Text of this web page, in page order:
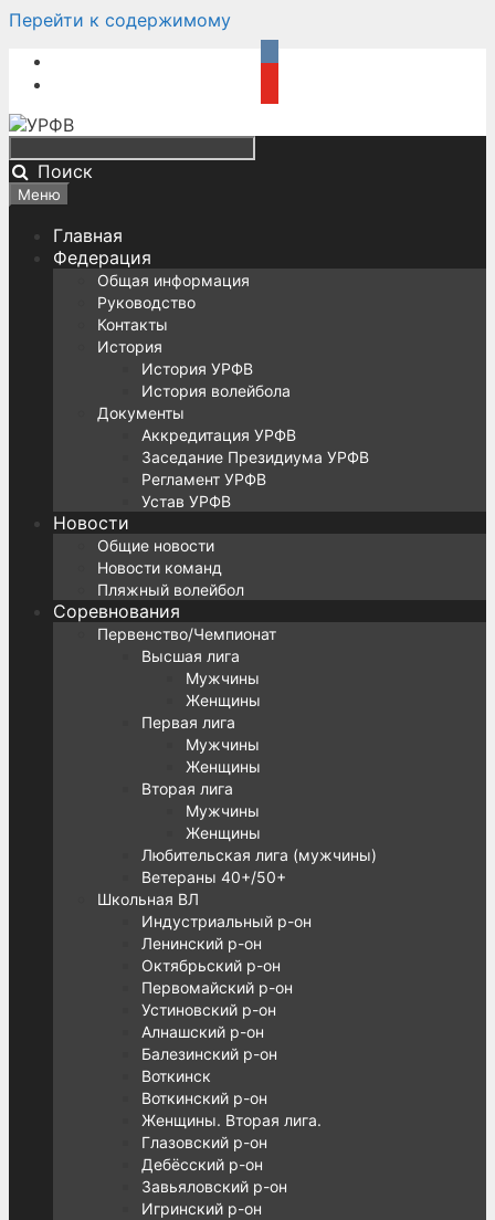
Перейти к содержимому
Поиск
Меню
Главная
Федерация
Общая информация
Руководство
Контакты
История
История УРФВ
История волейбола
Документы
Аккредитация УРФВ
Заседание Президиума УРФВ
Регламент УРФВ
Устав УРФВ
Новости
Общие новости
Новости команд
Пляжный волейбол
Соревнования
Первенство/Чемпионат
Высшая лига
Мужчины
Женщины
Первая лига
Мужчины
Женщины
Вторая лига
Мужчины
Женщины
Любительская лига (мужчины)
Ветераны 40+/50+
Школьная ВЛ
Индустриальный р-он
Ленинский р-он
Октябрьский р-он
Первомайский р-он
Устиновский р-он
Алнашский р-он
Балезинский р-он
Воткинск
Воткинский р-он
Женщины. Вторая лига.
Глазовский р-он
Дебёсский р-он
Завьяловский р-он
Игринский р-он